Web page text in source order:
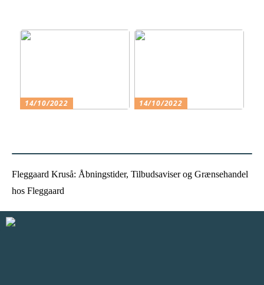
14/10/2022
14/10/2022
Fleggaard Kruså: Åbningstider, Tilbudsaviser og Grænsehandel
hos Fleggaard